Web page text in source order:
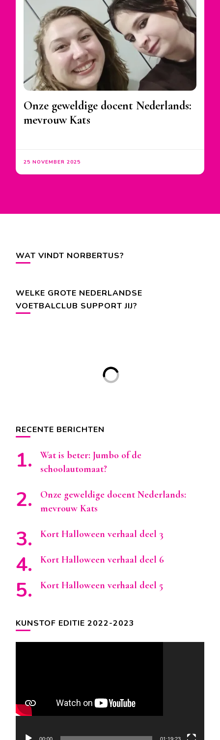
Onze geweldige docent Nederlands:
mevrouw Kats
25 NOVEMBER 2025
WAT VINDT NORBERTUS?
WELKE GROTE NEDERLANDSE
VOETBALCLUB SUPPORT JIJ?
RECENTE BERICHTEN
Wat is beter: Jumbo of de
schoolautomaat?
Onze geweldige docent Nederlands:
mevrouw Kats
Kort Halloween verhaal deel 3
Kort Halloween verhaal deel 6
Kort Halloween verhaal deel 5
KUNSTOF EDITIE 2022-2023